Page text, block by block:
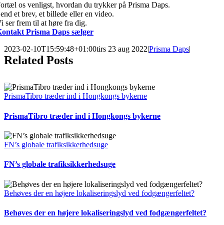
os venligst, hvordan du trykker på Prisma Daps.
et brev, et billede eller en video.
ser frem til at høre fra dig.
Prisma Daps sælger
2023-02-10T15:59:48+01:00tirs 23 aug 2022Prisma Daps
Related Posts
PrismaTibro træder ind i Hongkongs bykerne
PrismaTibro træder ind i Hongkongs bykerne
FN’s globale trafiksikkerhedsuge
FN’s globale trafiksikkerhedsuge
Behøves der en højere lokaliseringslyd ved fodgængerfeltet?
Behøves der en højere lokaliseringslyd ved fodgængerfeltet?